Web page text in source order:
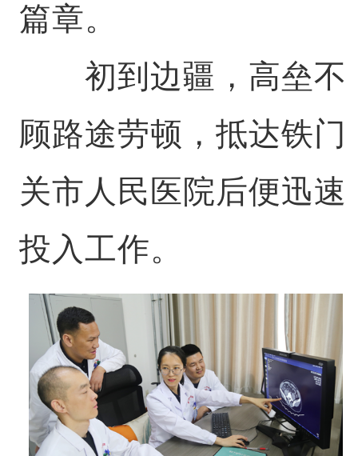
篇章。
初到边疆，高垒不
顾路途劳顿，抵达铁门
关市人民医院后便迅速
投入工作。